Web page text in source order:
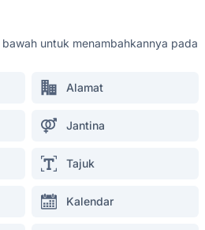
untuk menambahkannya pada
Alamat
Jantina
Tajuk
Kalendar
Pengiklanan